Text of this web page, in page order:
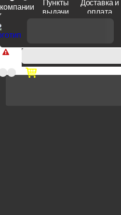
компании
Пункты
выдачи
Доставка и
оплата
Доп. скидка от цен на сайте
продукции Venezia, Fratelli, Tupai,
оплате по счету.